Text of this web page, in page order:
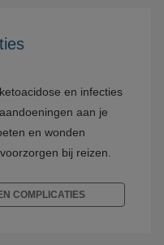
en infecties
aan je
en wonden
bij reizen.
COMPLICATIES